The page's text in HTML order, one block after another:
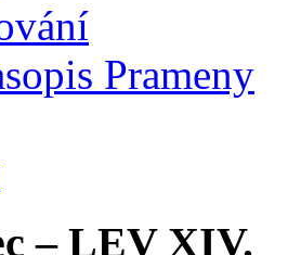
Prameny
– LEV XIV.